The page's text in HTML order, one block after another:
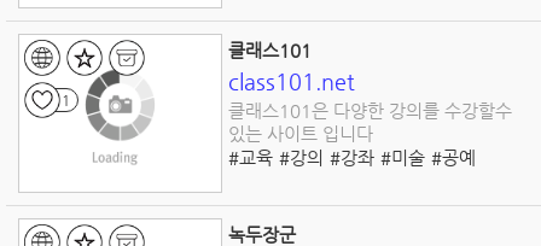
클래스101
class101.net
클래스101은 다양한 강의를 수강할수
있는 사이트 입니다
#교육 #강의 #강좌 #미술 #공예
#디자인 #개발
1
녹두장군